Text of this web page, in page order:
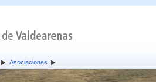
Asociaciones